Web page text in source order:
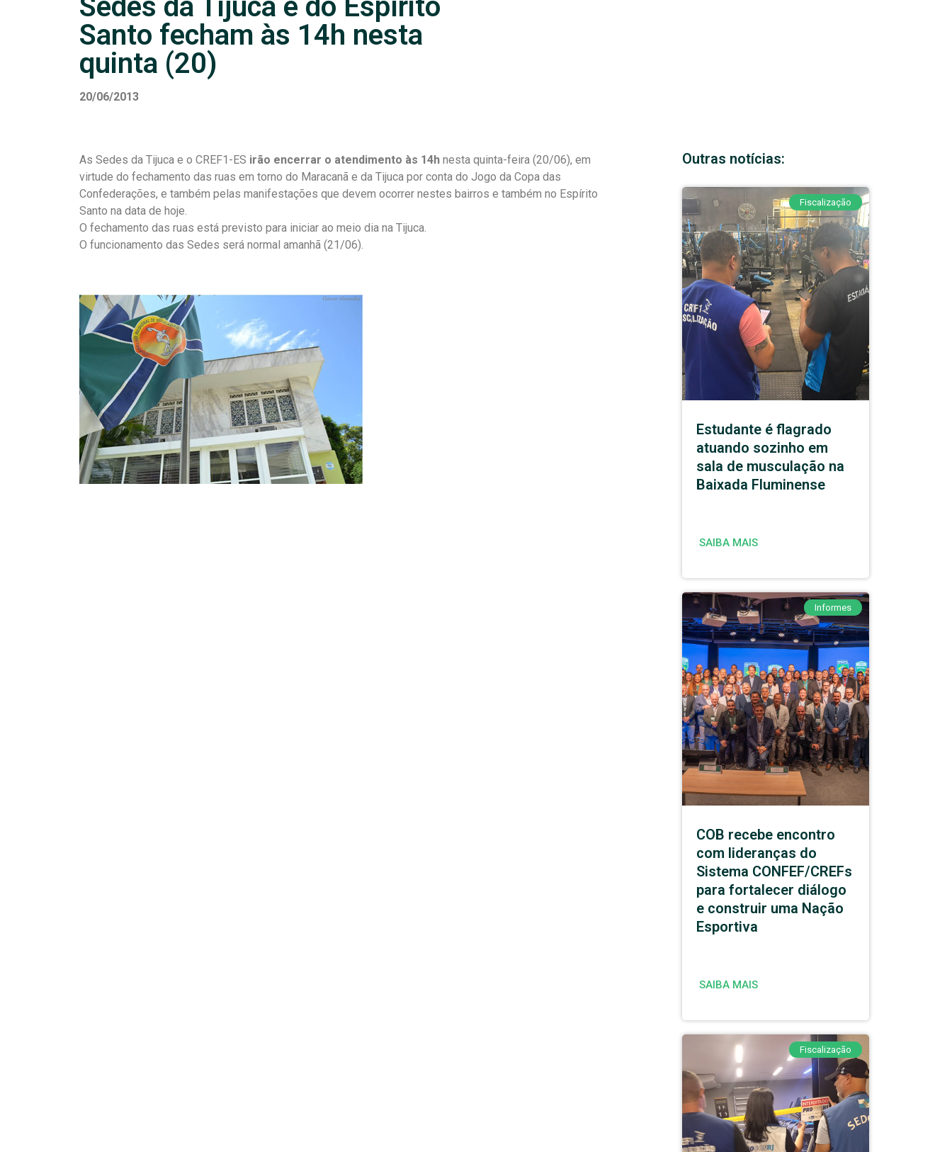
Sedes da Tijuca e do Espírito
Santo fecham às 14h nesta
quinta (20)
20/06/2013
As Sedes da Tijuca e o CREF1-ES irão encerrar o atendimento às 14h nesta quinta-feira (20/06), em
virtude do fechamento das ruas em torno do Maracanã e da Tijuca por conta do Jogo da Copa das
Confederações, e também pelas manifestações que devem ocorrer nestes bairros e também no Espírito
Santo na data de hoje.
O fechamento das ruas está previsto para iniciar ao meio dia na Tijuca.
O funcionamento das Sedes será normal amanhã (21/06).
Outras notícias:
Fiscalização
Estudante é flagrado
atuando sozinho em
sala de musculação na
Baixada Fluminense
SAIBA MAIS
Informes
COB recebe encontro
com lideranças do
Sistema CONFEF/CREFs
para fortalecer diálogo
e construir uma Nação
Esportiva
SAIBA MAIS
Fiscalização